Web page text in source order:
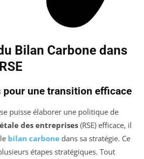
Bilan Carbone dans
pour une transition efficace
puisse élaborer une politique de
des entreprises (RSE) efficace, il
bilan carbone dans sa stratégie. Ce
étapes stratégiques. Tout